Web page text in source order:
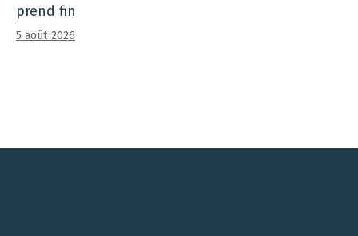
prend fin
5 août 2026